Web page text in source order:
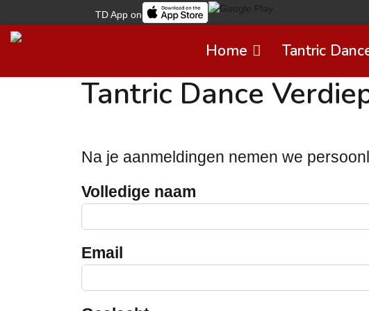
TD App on
Home Tantric
Tantric Dance
Na je aanmeldingen nemen we
Volledige naam
Email